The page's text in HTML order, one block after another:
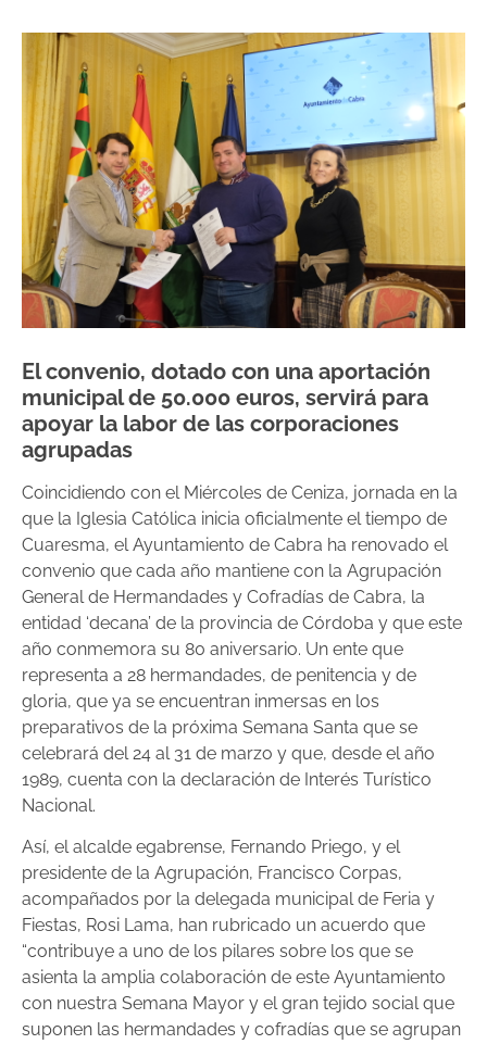
El convenio, dotado con una aportación
municipal de 50.000 euros, servirá para
apoyar la labor de las corporaciones
agrupadas
Coincidiendo con el Miércoles de Ceniza, jornada en la
que la Iglesia Católica inicia oficialmente el tiempo de
Cuaresma, el Ayuntamiento de Cabra ha renovado el
convenio que cada año mantiene con la Agrupación
General de Hermandades y Cofradías de Cabra, la
entidad ‘decana’ de la provincia de Córdoba y que este
año conmemora su 80 aniversario. Un ente que
representa a 28 hermandades, de penitencia y de
gloria, que ya se encuentran inmersas en los
preparativos de la próxima Semana Santa que se
celebrará del 24 al 31 de marzo y que, desde el año
1989, cuenta con la declaración de Interés Turístico
Nacional.
Así, el alcalde egabrense, Fernando Priego, y el
presidente de la Agrupación, Francisco Corpas,
acompañados por la delegada municipal de Feria y
Fiestas, Rosi Lama, han rubricado un acuerdo que
“contribuye a uno de los pilares sobre los que se
asienta la amplia colaboración de este Ayuntamiento
con nuestra Semana Mayor y el gran tejido social que
suponen las hermandades y cofradías que se agrupan